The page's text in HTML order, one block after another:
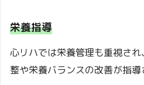
栄養指導
心リハでは栄養管理も重視さ
整や栄養バランスの改善が指導